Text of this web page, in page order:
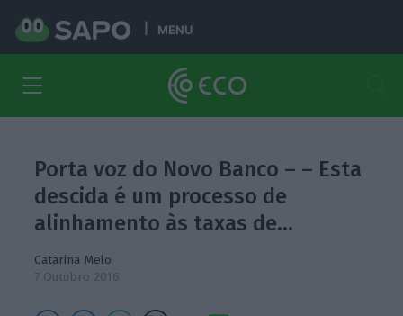
MENU
Porta voz do Novo Banco – – Esta
descida é um processo de
alinhamento às taxas de…
Catarina Melo
7 Outubro 2016